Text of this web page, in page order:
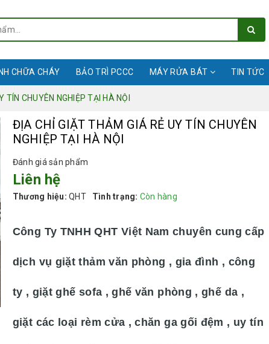
CHỮA CHÁY BẢO TRÌ PCCC MÁY RỬA BÁT TIN TỨC
CHUYÊN NGHIỆP TẠI HÀ NỘI
ĐỊA CHỈ GIẶT THẢM GIÁ RẺ UY TÍN CHUYÊN
NGHIỆP TẠI HÀ NỘI
Đánh giá sản phẩm
Liên hệ
Thương hiệu: QHT Tình trạng: Còn hàng
Công Ty TNHH QHT Việt Nam chuyên cung cấp
dịch vụ giặt thảm văn phòng , gia đình , công
ty , giặt ghế sofa , ghế văn phòng , ghế da ,
giặt các loại rèm cửa , chăn ga gối đệm , uy tín